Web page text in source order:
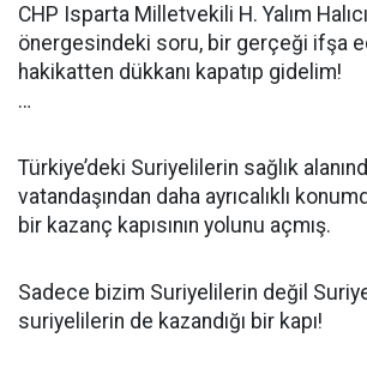
CHP Isparta Milletvekili H. Yalım
önergesindeki soru, bir gerçeği ifşa
hakikatten dükkanı kapatıp gidelim!
…
Türkiye’deki Suriyelilerin sağlık
vatandaşından daha ayrıcalıklı
bir kazanç kapısının yolunu açmış.
Sadece bizim Suriyelilerin değil
suriyelilerin de kazandığı bir kapı!